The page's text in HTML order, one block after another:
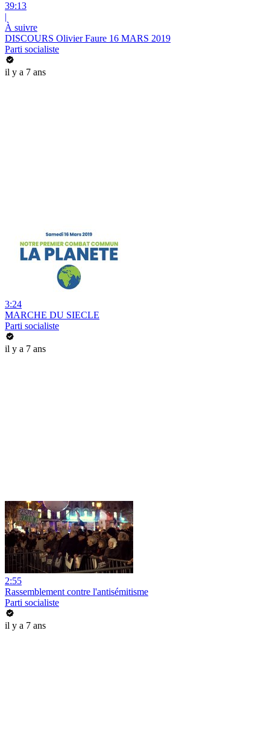
39:13
|
À suivre
DISCOURS Olivier Faure 16 MARS 2019
Parti socialiste
il y a 7 ans
3:24
MARCHE DU SIECLE
Parti socialiste
il y a 7 ans
2:55
Rassemblement contre l'antisémitisme
Parti socialiste
il y a 7 ans